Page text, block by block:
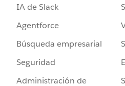
IA de Slack
Agentforce
Búsqueda empresarial
Seguridad
Administración de